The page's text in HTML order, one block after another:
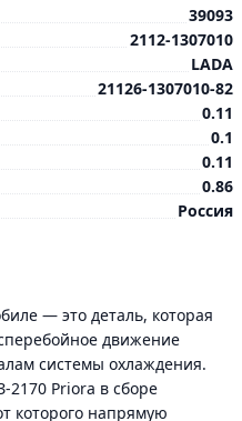
39093
2112-1307010
LADA
21126-1307010-82
0.11
0.1
0.11
0.86
Россия
— это деталь, которая
движение
системы охлаждения.
2170 Priora в сборе
которого напрямую